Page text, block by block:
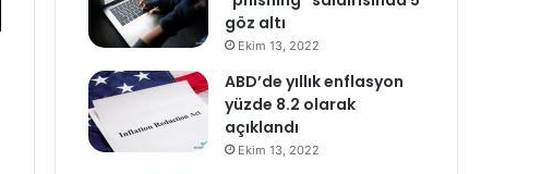
göz altı
Ekim 13, 2022
ABD’de yıllık enflasyon
yüzde 8.2 olarak
açıklandı
Ekim 13, 2022